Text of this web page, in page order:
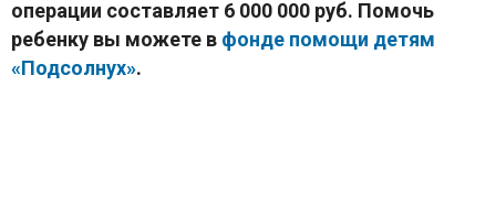
операции составляет 6 000 000 руб. Помочь
ребенку вы можете в фонде помощи детям
«Подсолнух».